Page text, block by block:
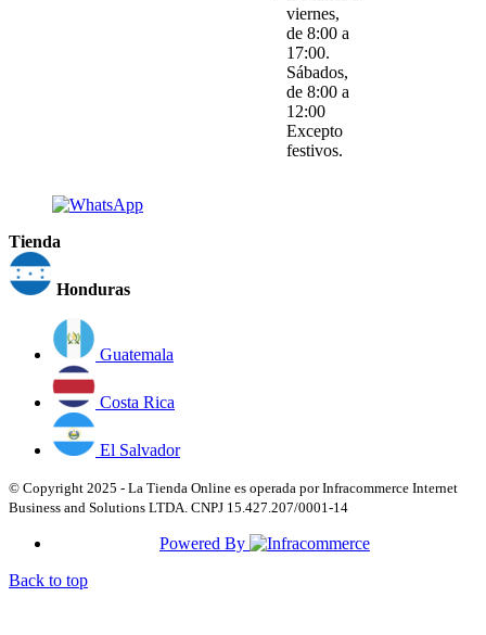
viernes,
de 8:00 a
17:00.
Sábados,
de 8:00 a
12:00
Excepto
festivos.
Tienda
Honduras
Guatemala
Costa Rica
El Salvador
© Copyright 2025 - La Tienda Online es operada por Infracommerce Internet
Business and Solutions LTDA. CNPJ 15.427.207/0001-14
Powered By
Back to top